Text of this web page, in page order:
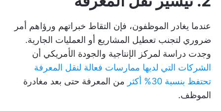
عندما يغادر الموظفون، فإن التقاط خبراتهم ورؤاهم أمر
ضروري لتجنب تعطيل المشاريع أو العمليات الجارية.
وجدت دراسة لمركز الإنتاجية والجودة الأمريكي أن
الشركات التي لديها ممارسات فعالة لنقل المعرفة
تحتفظ بنسبة 30% أكثر
من المعرفة حتى بعد مغادرة
الموظف.